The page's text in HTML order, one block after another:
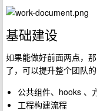
基础建设
如果能做好前面两点，
了，可以提升整个团队
公共组件、hooks 、
工程构建流程